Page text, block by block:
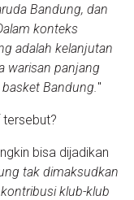
Bandung, dan
konteks
adalah kelanjutan
warisan panjang
Bandung."
bisa dijadikan
tak dimaksudkan
klub-klub